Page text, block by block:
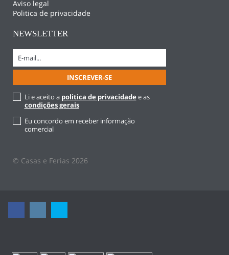
Aviso legal
Politica de privacidade
NEWSLETTER
Li e aceito a politica de privacidade e as
condições gerais
Eu concordo em receber informação
comercial
© Casas e Ferias 2026